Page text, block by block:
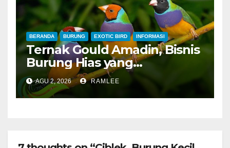
BERANDA BURUNG EXOTIC BIRD INFORMASI
Ternak Gould Amadin, Bisnis
Burung Hias yang
Menguntungkan
AGU 2, 2026 RAMLEE